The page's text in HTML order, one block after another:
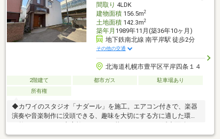
間取り 4LDK
建物面積156.5m2
土地面積142.3m2
築年月 1989年11月(築36年10ヶ月)
地下鉄南北線 南平岸駅 徒歩2分
その他の交通
北海道札幌市豊平区平岸四条１４
2階建て 都市ガス
駐車場あり
所有権
◆カワイのスタジオ「ナダール」を施工。エアコン付きで、楽器
演奏や音楽制作に没頭できる、趣味を大切にする方に適した環境
156.50㎡の大型住宅。各室に収納を備えた機能的な間取りです。